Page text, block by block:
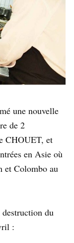
une nouvelle
de 2
CHOUET, et
en Asie où
et Colombo au
du
: